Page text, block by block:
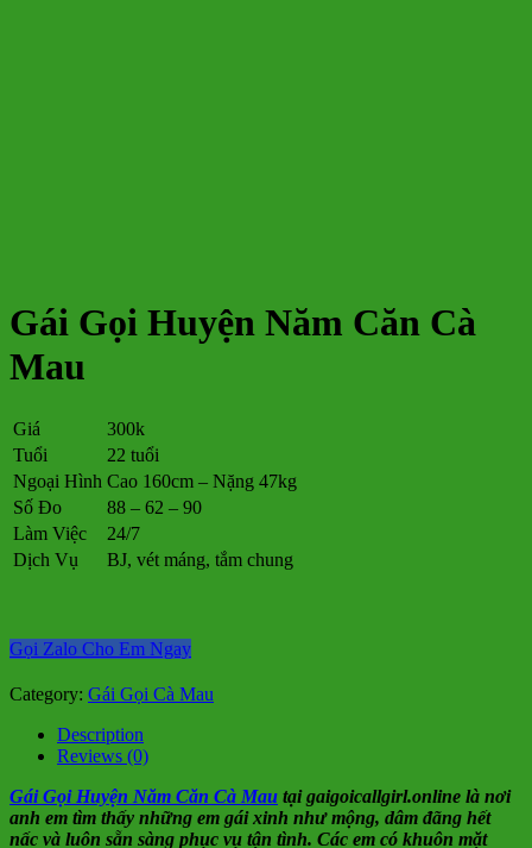
Gái Gọi Huyện Năm Căn Cà
Mau
Giá
300k
Tuổi
22 tuổi
Ngoại Hình Cao 160cm – Nặng 47kg
Số Đo
88 – 62 – 90
Làm Việc
24/7
Dịch Vụ
BJ, vét máng, tắm chung
Gọi Zalo Cho Em Ngay
Category: Gái Gọi Cà Mau
Description
Reviews (0)
Gái Gọi Huyện Năm Căn Cà Mau tại gaigoicallgirl.online là nơi
anh em tìm thấy những em gái xinh như mộng, dâm đãng hết
nấc và luôn sẵn sàng phục vụ tận tình. Các em có khuôn mặt